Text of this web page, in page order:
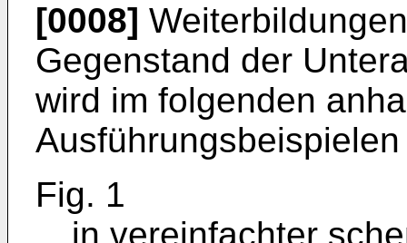
[0008]
Gegenstand der
wird im folgenden
Fig. 1
in vereinfachter